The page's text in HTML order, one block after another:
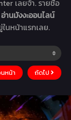
เลยจ้า. รายชื่อ
านมังงะออนไลน์
ในหน้าแรกเลย.
หน้า ถัดไป